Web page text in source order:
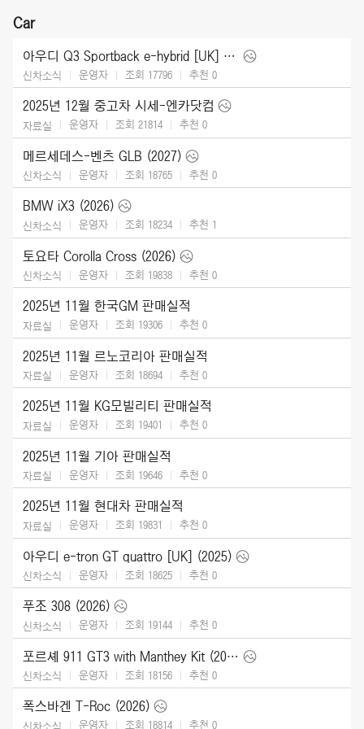
Car
아우디 Q3 Sportback e-hybrid [UK] (2026)
신차소식 운영자 조회 17796 추천 0
2025년 12월 중고차 시세-엔카닷컴
자료실 운영자 조회 21814 추천 0
메르세데스-벤츠 GLB (2027)
신차소식 운영자 조회 18765 추천 0
BMW iX3 (2026)
신차소식 운영자 조회 18234 추천 1
토요타 Corolla Cross (2026)
신차소식 운영자 조회 19838 추천 0
2025년 11월 한국GM 판매실적
자료실 운영자 조회 19306 추천 0
2025년 11월 르노코리아 판매실적
자료실 운영자 조회 18694 추천 0
2025년 11월 KG모빌리티 판매실적
자료실 운영자 조회 19401 추천 0
2025년 11월 기아 판매실적
자료실 운영자 조회 19646 추천 0
2025년 11월 현대차 판매실적
자료실 운영자 조회 19831 추천 0
아우디 e-tron GT quattro [UK] (2025)
신차소식 운영자 조회 18625 추천 0
푸조 308 (2026)
신차소식 운영자 조회 19144 추천 0
포르셰 911 GT3 with Manthey Kit (2026)
신차소식 운영자 조회 18156 추천 0
폭스바겐 T-Roc (2026)
신차소식 운영자 조회 18814 추천 0